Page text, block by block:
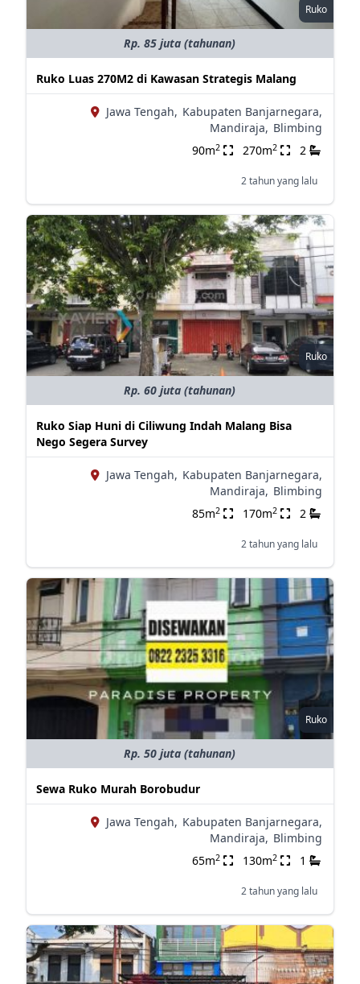
Ruko
Rp. 85 juta (tahunan)
Ruko Luas 270M2 di Kawasan Strategis Malang
Jawa Tengah, Kabupaten Banjarnegara,
Mandiraja, Blimbing
90m2 270m2 2
2 tahun yang lalu
Ruko
Rp. 60 juta (tahunan)
Ruko Siap Huni di Ciliwung Indah Malang Bisa
Nego Segera Survey
Jawa Tengah, Kabupaten Banjarnegara,
Mandiraja, Blimbing
85m2 170m2 2
2 tahun yang lalu
Ruko
Rp. 50 juta (tahunan)
Sewa Ruko Murah Borobudur
Jawa Tengah, Kabupaten Banjarnegara,
Mandiraja, Blimbing
65m2 130m2 1
2 tahun yang lalu